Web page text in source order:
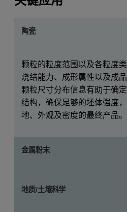
陶瓷
颗粒的粒度范围以及各粒度
烧结能力、成形属性以及成
颗粒尺寸分布信息有助于确
结构，确保足够的坯体强度
地、外观及密度的最终产品。
金属粉末
通过测量产品密度来监测和
地质/土壤科学